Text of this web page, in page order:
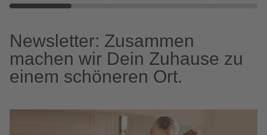
Newsletter: Zusammen
machen wir Dein Zuhause zu
einem schöneren Ort.